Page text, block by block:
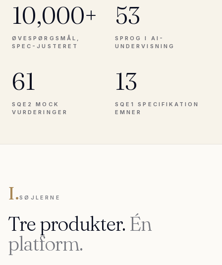
10,000+
ØVESPØRGSMÅL,
SPEC-JUSTERET
53
SPROG I AI-
UNDERVISNING
61
SQE2 MOCK
VURDERINGER
13
SQE1 SPECIFIKATION
EMNER
I.SØJLERNE
Tre produkter. Én
platform.